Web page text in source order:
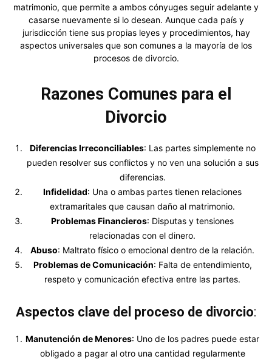
matrimonio, que permite a ambos cónyuges seguir adelante y
casarse nuevamente si lo desean. Aunque cada país y
jurisdicción tiene sus propias leyes y procedimientos, hay
aspectos universales que son comunes a la mayoría de los
procesos de divorcio.
Razones Comunes para el
Divorcio
Diferencias Irreconciliables: Las partes simplemente no
pueden resolver sus conflictos y no ven una solución a sus
diferencias.
Infidelidad: Una o ambas partes tienen relaciones
extramaritales que causan daño al matrimonio.
Problemas Financieros: Disputas y tensiones
relacionadas con el dinero.
Abuso: Maltrato físico o emocional dentro de la relación.
Problemas de Comunicación: Falta de entendimiento,
respeto y comunicación efectiva entre las partes.
Aspectos clave del proceso de divorcio:
Manutención de Menores: Uno de los padres puede estar
obligado a pagar al otro una cantidad regularmente